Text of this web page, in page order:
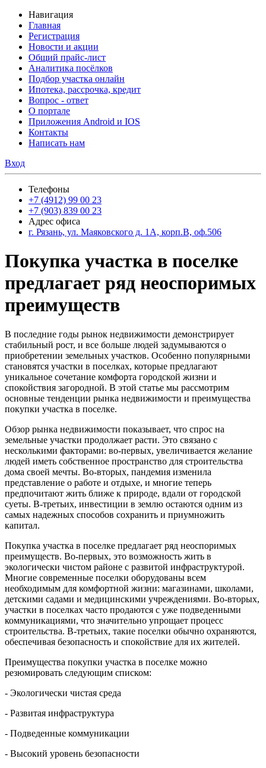
Навигация
Главная
Регистрация
Новости и акции
Общий прайс-лист
Аналитика посёлков
Подбор участка онлайн
Ипотека, рассрочка, кредит
Вопрос - ответ
О портале
Приложения Android и IOS
Контакты
Написать нам
Вход
Телефоны
+7 (4912) 99 00 23
+7 (903) 839 00 23
Адрес офиса
г. Рязань, ул. Маяковского д. 1А, корп.В, оф.506
Покупка участка в поселке
предлагает ряд неоспоримых
преимуществ
В последние годы рынок недвижимости демонстрирует
стабильный рост, и все больше людей задумываются о
приобретении земельных участков. Особенно популярными
становятся участки в поселках, которые предлагают
уникальное сочетание комфорта городской жизни и
спокойствия загородной. В этой статье мы рассмотрим
основные тенденции рынка недвижимости и преимущества
покупки участка в поселке.
Обзор рынка недвижимости показывает, что спрос на
земельные участки продолжает расти. Это связано с
несколькими факторами: во-первых, увеличивается желание
людей иметь собственное пространство для строительства
дома своей мечты. Во-вторых, пандемия изменила
представление о работе и отдыхе, и многие теперь
предпочитают жить ближе к природе, вдали от городской
суеты. В-третьих, инвестиции в землю остаются одним из
самых надежных способов сохранить и приумножить
капитал.
Покупка участка в поселке предлагает ряд неоспоримых
преимуществ. Во-первых, это возможность жить в
экологически чистом районе с развитой инфраструктурой.
Многие современные поселки оборудованы всем
необходимым для комфортной жизни: магазинами, школами,
детскими садами и медицинскими учреждениями. Во-вторых,
участки в поселках часто продаются с уже подведенными
коммуникациями, что значительно упрощает процесс
строительства. В-третьих, такие поселки обычно охраняются,
обеспечивая безопасность и спокойствие для их жителей.
Преимущества покупки участка в поселке можно
резюмировать следующим списком:
- Экологически чистая среда
- Развитая инфраструктура
- Подведенные коммуникации
- Высокий уровень безопасности